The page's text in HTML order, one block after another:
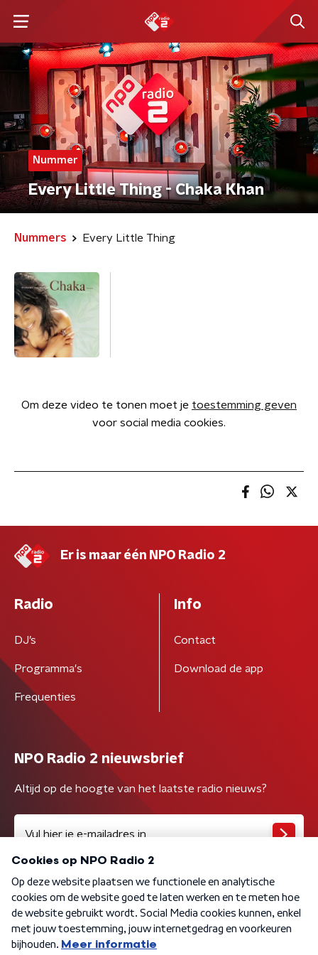
Nummer
Every Little Thing - Chaka Khan
Nummers Every Little Thing
Om deze video te tonen moet je toestemming geven
voor social media cookies.
Er is maar één NPO Radio 2
Radio
DJ’s
Programma's
Frequenties
Info
Contact
Download de app
NPO Radio 2 nieuwsbrief
Altijd op de hoogte van het laatste radio nieuws?
Algemene voorwaarden